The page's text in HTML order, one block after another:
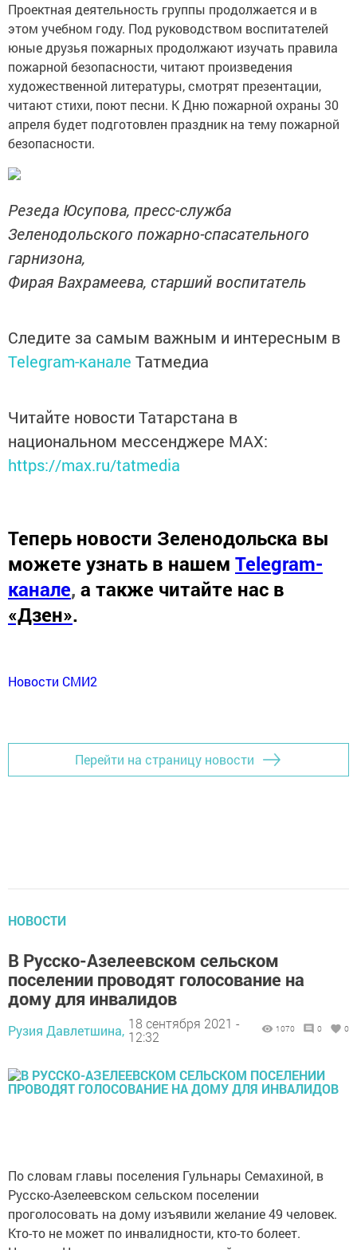
Проектная деятельность группы продолжается и в
этом учебном году. Под руководством воспитателей
юные друзья пожарных продолжают изучать правила
пожарной безопасности, читают произведения
художественной литературы, смотрят презентации,
читают стихи, поют песни. К Дню пожарной охраны 30
апреля будет подготовлен праздник на тему пожарной
безопасности.
Резеда Юсупова, пресс-служба
Зеленодольского пожарно-спасательного
гарнизона,
Фирая Вахрамеева, старший воспитатель
Следите за самым важным и интересным в
Telegram-канале Татмедиа
Читайте новости Татарстана в
национальном мессенджере MАХ:
https://max.ru/tatmedia
Теперь новости Зеленодольска вы
можете узнать в нашем Telegram-
канале, а также читайте нас в
«Дзен».
Новости СМИ2
Перейти на страницу новости
НОВОСТИ
В Русско-Азелеевском сельском
поселении проводят голосование на
дому для инвалидов
Рузия Давлетшина, 18 сентября 2021 -
12:32
1070 0 0
По словам главы поселения Гульнары Семахиной, в
Русско-Азелеевском сельском поселении
проголосовать на дому изъявили желание 49 человек.
Кто-то не может по инвалидности, кто-то болеет.